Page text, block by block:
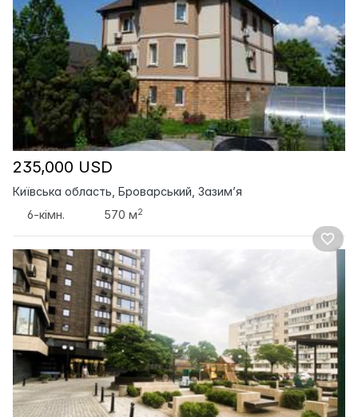
235,000 USD
Київська область, Броварський, Зазим’я
6-кімн.
570 м2